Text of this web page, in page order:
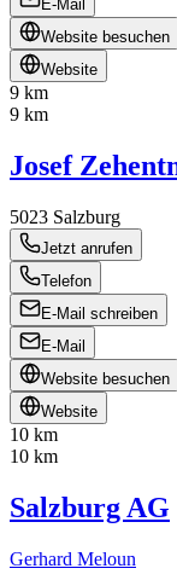
E-Mail
Website besuchen
Website
9 km
9 km
Josef
5023 Salzburg
Jetzt anrufen
Telefon
E-Mail schreiben
E-Mail
Website besuchen
Website
10 km
10 km
Salzburg AG
Gerhard Meloun